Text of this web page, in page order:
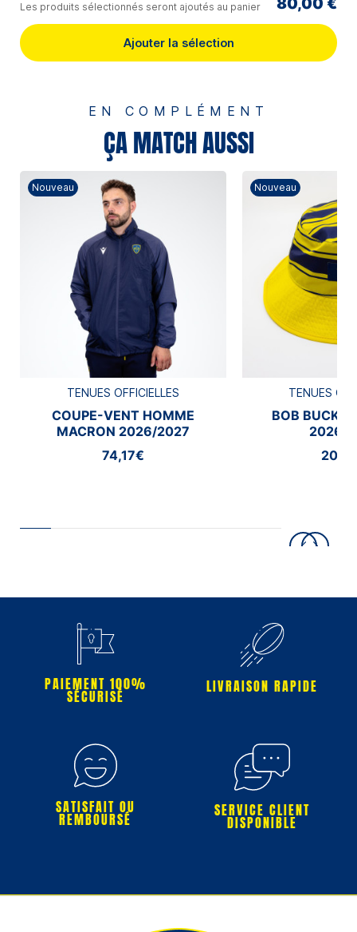
Les produits sélectionnés seront ajoutés au panier
Ajouter la sélection
EN COMPLÉMENT
ÇA MATCH AUSSI
Nouveau
TENUES OFFICIELLES
COUPE-VENT HOMME
MACRON 2026/2027
74,17€
Nouveau
TENUES
BOB
2026/
PAIEMENT 100%
SÉCURISÉ
LIVRAISON RAPIDE
SATISFAIT OU
REMBOURSÉ SERVICE CLIENT
DISPONIBLE